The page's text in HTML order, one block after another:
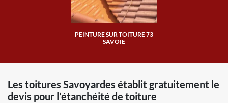
PEINTURE SUR TOITURE 73
SAVOIE
Les toitures Savoyardes établit gratuitement le
devis pour l’étanchéité de toiture